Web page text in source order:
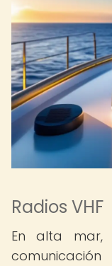
Radios VHF
En alta mar,